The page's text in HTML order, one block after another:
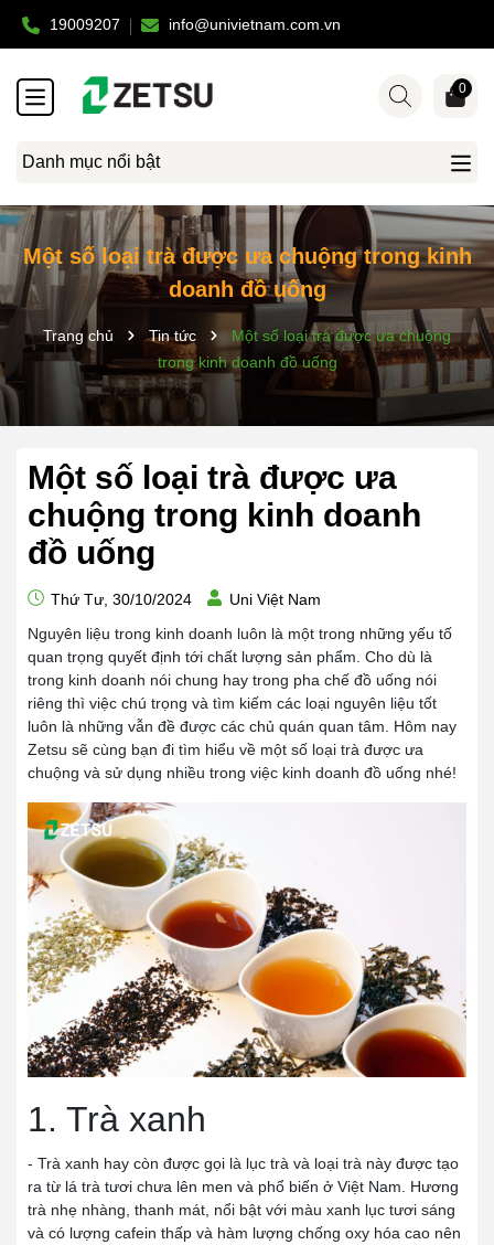
19009207 info@univietnam.com.vn
Danh mục nổi bật
0
Một số loại trà được ưa chuộng trong kinh
doanh đồ uống
Trang chủ Tin tức
Một số loại trà được ưa chuộng
trong kinh doanh đồ uống
Một số loại trà được ưa
chuộng trong kinh doanh
đồ uống
Thứ Tư, 30/10/2024
Uni Việt Nam
Nguyên liệu trong kinh doanh luôn là một trong những yếu tố
quan trọng quyết định tới chất lượng sản phẩm. Cho dù là
trong kinh doanh nói chung hay trong pha chế đồ uống nói
riêng thì việc chú trọng và tìm kiếm các loại nguyên liệu tốt
luôn là những vẫn đề được các chủ quán quan tâm. Hôm nay
Zetsu sẽ cùng bạn đi tìm hiểu về một số loại trà được ưa
chuộng và sử dụng nhiều trong việc kinh doanh đồ uống nhé!
1. Trà xanh
- Trà xanh hay còn được gọi là lục trà và loại trà này được tạo
ra từ lá trà tươi chưa lên men và phổ biến ở Việt Nam. Hương
trà nhẹ nhàng, thanh mát, nổi bật với màu xanh lục tươi sáng
và có lượng cafein thấp và hàm lượng chống oxy hóa cao nên